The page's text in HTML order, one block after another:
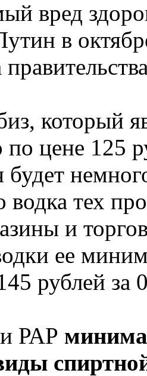
вред
в
который
по цене 125
будет
водка тех
и
ее
рублей за
РАР